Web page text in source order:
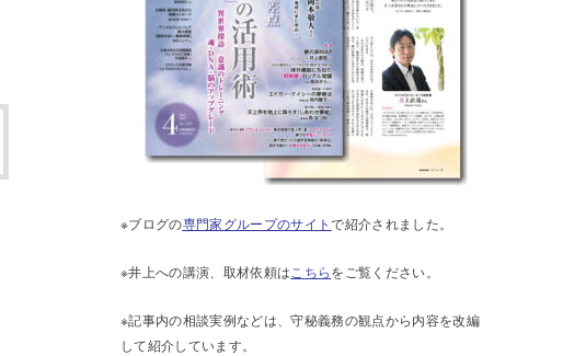
※ブログの専門家グループのサイトで紹介されました。
※井上への講演、取材依頼は こちらをご覧ください。
※記事内の相談実例などは、守秘義務の観点から内容を改編
して紹介しています。